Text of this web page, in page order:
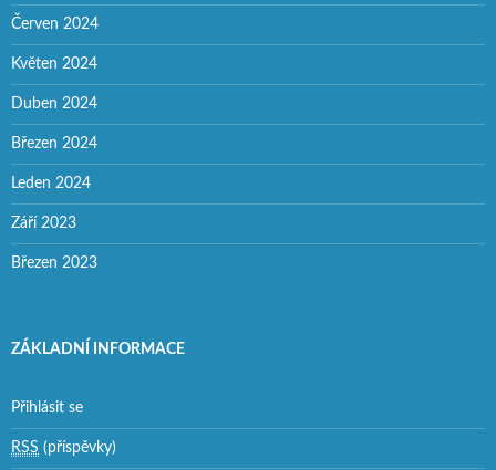
Červen 2024
Květen 2024
Duben 2024
Březen 2024
Leden 2024
Září 2023
Březen 2023
ZÁKLADNÍ INFORMACE
Přihlásit se
RSS (příspěvky)